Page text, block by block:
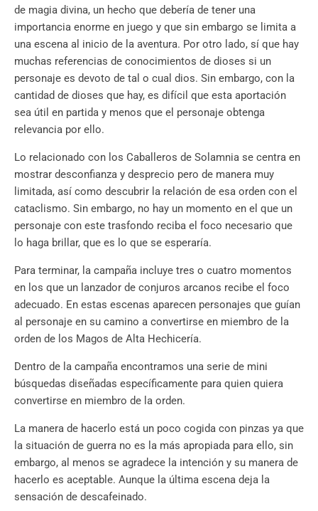
de magia divina, un hecho que debería de tener una
importancia enorme en juego y que sin embargo se limita a
una escena al inicio de la aventura. Por otro lado, sí que hay
muchas referencias de conocimientos de dioses si un
personaje es devoto de tal o cual dios. Sin embargo, con la
cantidad de dioses que hay, es difícil que esta aportación
sea útil en partida y menos que el personaje obtenga
relevancia por ello.
Lo relacionado con los Caballeros de Solamnia se centra en
mostrar desconfianza y desprecio pero de manera muy
limitada, así como descubrir la relación de esa orden con el
cataclismo. Sin embargo, no hay un momento en el que un
personaje con este trasfondo reciba el foco necesario que
lo haga brillar, que es lo que se esperaría.
Para terminar, la campaña incluye tres o cuatro momentos
en los que un lanzador de conjuros arcanos recibe el foco
adecuado. En estas escenas aparecen personajes que guían
al personaje en su camino a convertirse en miembro de la
orden de los Magos de Alta Hechicería.
Dentro de la campaña encontramos una serie de mini
búsquedas diseñadas específicamente para quien quiera
convertirse en miembro de la orden.
La manera de hacerlo está un poco cogida con pinzas ya que
la situación de guerra no es la más apropiada para ello, sin
embargo, al menos se agradece la intención y su manera de
hacerlo es aceptable. Aunque la última escena deja la
sensación de descafeinado.